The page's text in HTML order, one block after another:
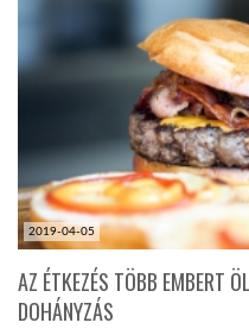
2019-04-05
AZ ÉTKEZÉS TÖBB EMBERT
DOHÁNYZÁS